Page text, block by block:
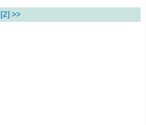
[2] >>